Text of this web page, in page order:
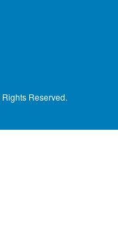
Reserved.